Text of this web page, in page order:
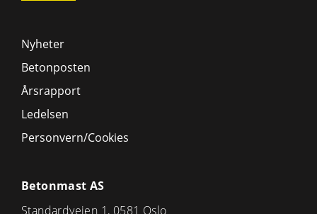
Nyheter
Betonposten
Årsrapport
Ledelsen
Personvern/Cookies
Betonmast AS
Standardveien 1, 0581 Oslo